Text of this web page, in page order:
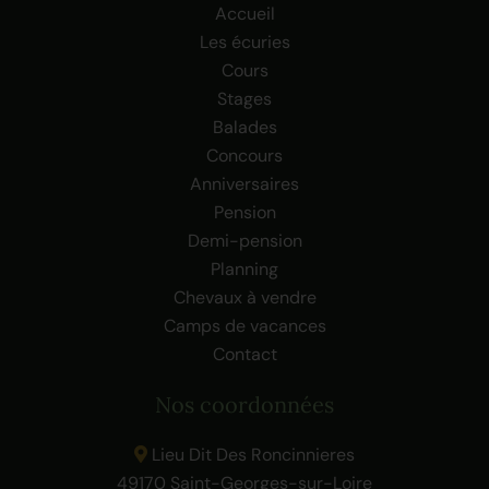
Accueil
Les écuries
Cours
Stages
Balades
Concours
Anniversaires
Pension
Demi-pension
Planning
Chevaux à vendre
Camps de vacances
Contact
Nos coordonnées
Lieu Dit Des Roncinnieres
49170 Saint-Georges-sur-Loire